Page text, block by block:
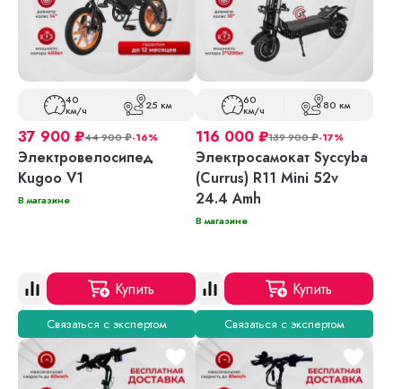
40
км/ч 25 км
37 900 ₽44 900₽-16%
Электровелосипед
Kugoo V1
В магазине
Купить
Связаться с экспертом
60
км/ч 80 км
116 000 ₽139 900₽-17%
Электросамокат Syccyba
(Currus) R11 Mini 52v
24.4 Amh
В магазине
Купить
Связаться с экспертом